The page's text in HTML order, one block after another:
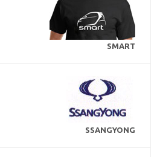
SMART
SSANGYONG